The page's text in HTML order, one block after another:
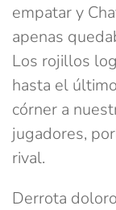
empatar y
apenas
Los rojillos
hasta el
córner a
jugadores,
rival.
Derrota